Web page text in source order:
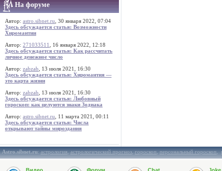
На форуме
Автор: astro.sibnet.ru , 30 января 2022, 07:04
Здесь обсуждается статья: Возможности
Хиромантии
Автор: 271033511
, 16 января 2022, 12:18
Здесь обсуждается статья: Как рассчитать
личное денежное число
Автор: zabzab , 13 июля 2021, 16:30
Здесь обсуждается статья: Хиромантия —
это карта жизни
Автор: zabzab , 13 июля 2021, 16:30
Здесь обсуждается статья: Любовный
гороскоп: как целуются знаки Зодиака
Автор: astro.sibnet.ru , 11 марта 2021, 00:11
Здесь обсуждается статья: Числа
открывают тайны мироздания
Astro.sibnet.ru:астрология,астрологический прогноз,гороскоп,персональный гороскоп,